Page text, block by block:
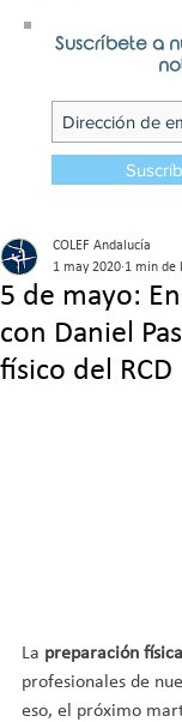
Suscríbete a
5 de mayo:
con Daniel
físico del
COLEF Andalucía
1 may 2020 1 min de
La preparación física
profesionales de
eso, el próximo